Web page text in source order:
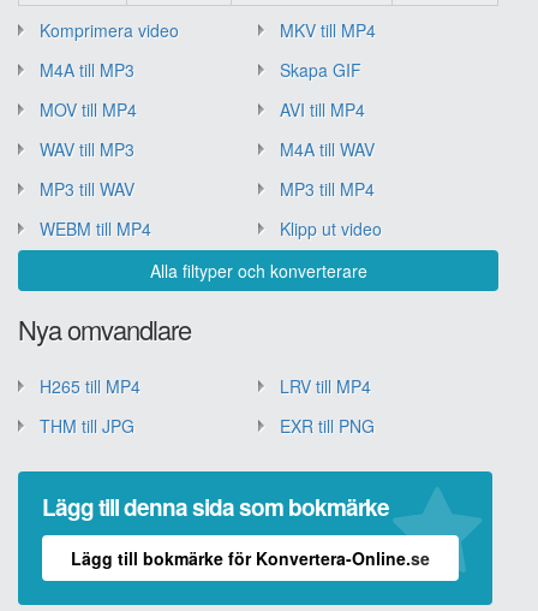
Komprimera video
MKV till MP4
M4A till MP3
Skapa GIF
MOV till MP4
AVI till MP4
WAV till MP3
M4A till WAV
MP3 till WAV
MP3 till MP4
WEBM till MP4
Klipp ut video
Alla filtyper och konverterare
Nya omvandlare
H265 till MP4
LRV till MP4
THM till JPG
EXR till PNG
Lägg till denna sida som bokmärke
Lägg till bokmärke för Konvertera-Online.se